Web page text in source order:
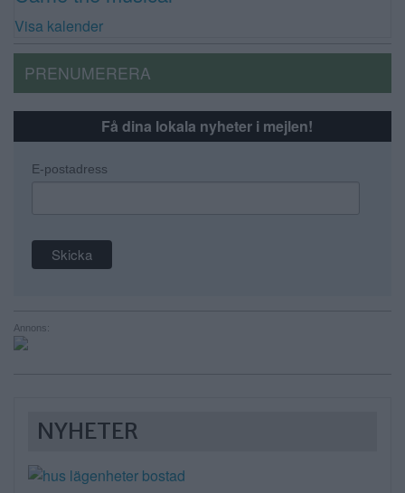
Visa kalender
PRENUMERERA
Få dina lokala nyheter i mejlen!
E-postadress
Annons:
NYHETER